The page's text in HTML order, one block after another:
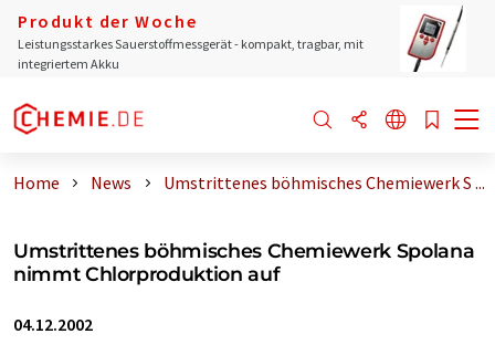
Produkt der Woche
Leistungsstarkes Sauerstoffmessgerät - kompakt, tragbar, mit
integriertem Akku
Home News Umstrittenes böhmisches Chemiewerk S ...
Umstrittenes böhmisches Chemiewerk Spolana
nimmt Chlorproduktion auf
04.12.2002